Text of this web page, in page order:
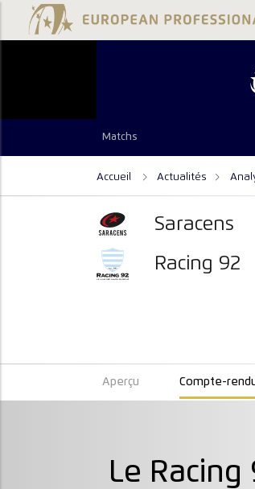
Matchs
Accueil Actualités
Saracens
Racing 92
Aperçu Compte-
Le